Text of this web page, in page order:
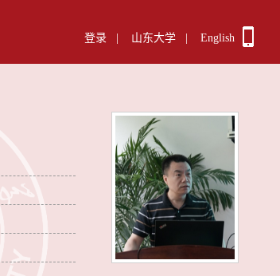
登录 山东大学 English